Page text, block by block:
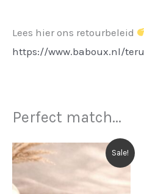
Lees hier ons retourbeleid
https://www.baboux.nl/
Perfect match...
Sale!